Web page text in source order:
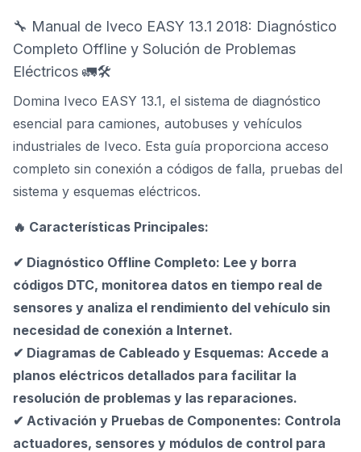
🔧 Manual de Iveco EASY 13.1 2018: Diagnóstico
Completo Offline y Solución de Problemas
Eléctricos 🚛🛠
Domina Iveco EASY 13.1, el sistema de diagnóstico
esencial para camiones, autobuses y vehículos
industriales de Iveco. Esta guía proporciona acceso
completo sin conexión a códigos de falla, pruebas del
sistema y esquemas eléctricos.
🔥 Características Principales:
✔ Diagnóstico Offline Completo: Lee y borra
códigos DTC, monitorea datos en tiempo real de
sensores y analiza el rendimiento del vehículo sin
necesidad de conexión a Internet.
✔ Diagramas de Cableado y Esquemas: Accede a
planos eléctricos detallados para facilitar la
resolución de problemas y las reparaciones.
✔ Activación y Pruebas de Componentes: Controla
actuadores, sensores y módulos de control para